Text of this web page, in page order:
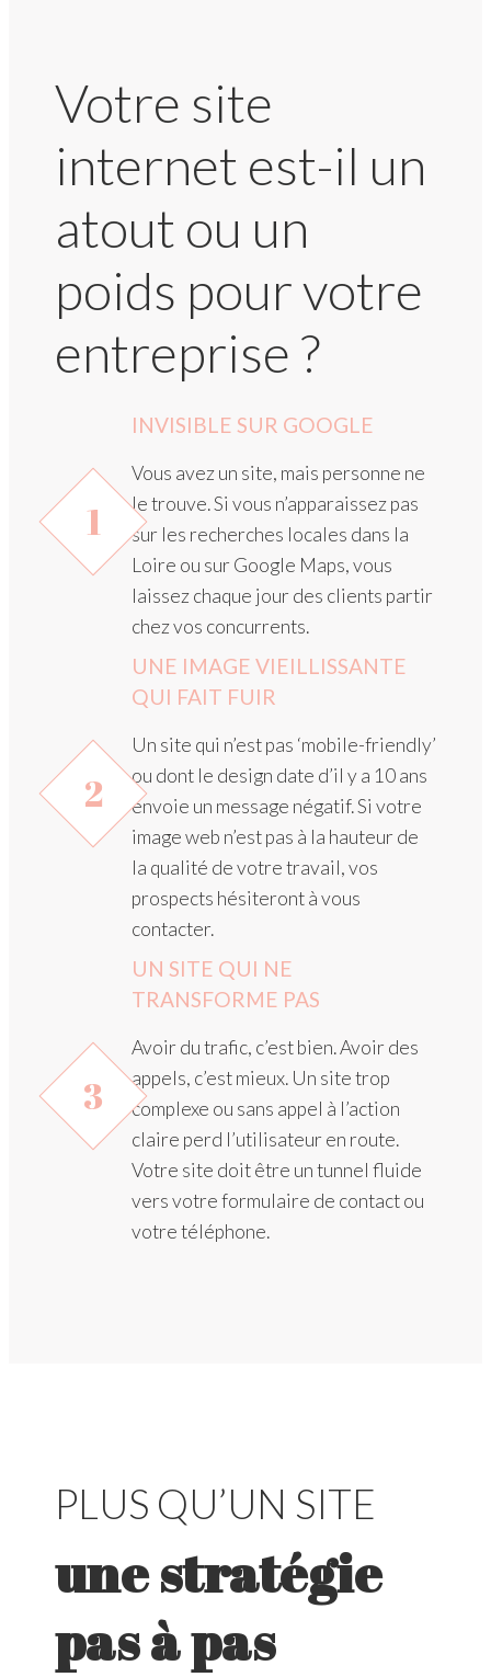
Votre site
internet est-il un
atout ou un
poids pour votre
entreprise ?
1
INVISIBLE SUR GOOGLE
Vous avez un site, mais personne ne
le trouve. Si vous n’apparaissez pas
sur les recherches locales dans la
Loire ou sur Google Maps, vous
laissez chaque jour des clients partir
chez vos concurrents.
2
UNE IMAGE VIEILLISSANTE
QUI FAIT FUIR
Un site qui n’est pas ‘mobile-friendly’
ou dont le design date d’il y a 10 ans
envoie un message négatif. Si votre
image web n’est pas à la hauteur de
la qualité de votre travail, vos
prospects hésiteront à vous
contacter.
3
UN SITE QUI NE
TRANSFORME PAS
Avoir du trafic, c’est bien. Avoir des
appels, c’est mieux. Un site trop
complexe ou sans appel à l’action
claire perd l’utilisateur en route.
Votre site doit être un tunnel fluide
vers votre formulaire de contact ou
votre téléphone.
PLUS QU’UN SITE
une stratégie
pas à pas